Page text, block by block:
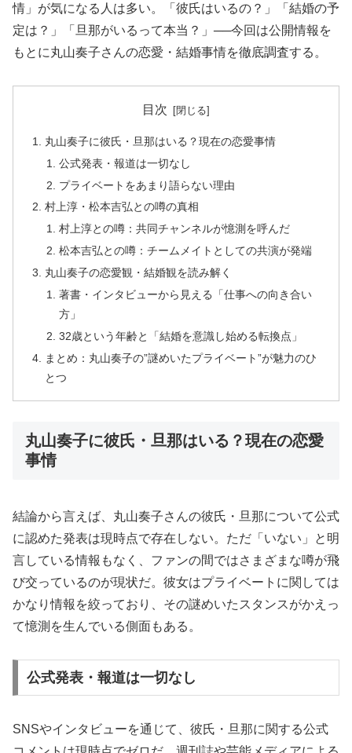
情」が気になる人は多い。「彼氏はいるの？」「結婚の予
定は？」「旦那がいるって本当？」──今回は公開情報を
もとに丸山奏子さんの恋愛・結婚事情を徹底調査する。
目次
丸山奏子に彼氏・旦那はいる？現在の恋愛事情
公式発表・報道は一切なし
プライベートをあまり語らない理由
村上淳・松本吉弘との噂の真相
村上淳との噂：共同チャンネルが憶測を呼んだ
松本吉弘との噂：チームメイトとしての共演が発端
丸山奏子の恋愛観・結婚観を読み解く
著書・インタビューから見える「仕事への向き合い
方」
32歳という年齢と「結婚を意識し始める転換点」
まとめ：丸山奏子の”謎めいたプライベート”が魅力のひ
とつ
丸山奏子に彼氏・旦那はいる？現在の恋愛
事情
結論から言えば、丸山奏子さんの彼氏・旦那について公式
に認めた発表は現時点で存在しない。ただ「いない」と明
言している情報もなく、ファンの間ではさまざまな噂が飛
び交っているのが現状だ。彼女はプライベートに関しては
かなり情報を絞っており、その謎めいたスタンスがかえっ
て憶測を生んでいる側面もある。
公式発表・報道は一切なし
SNSやインタビューを通じて、彼氏・旦那に関する公式